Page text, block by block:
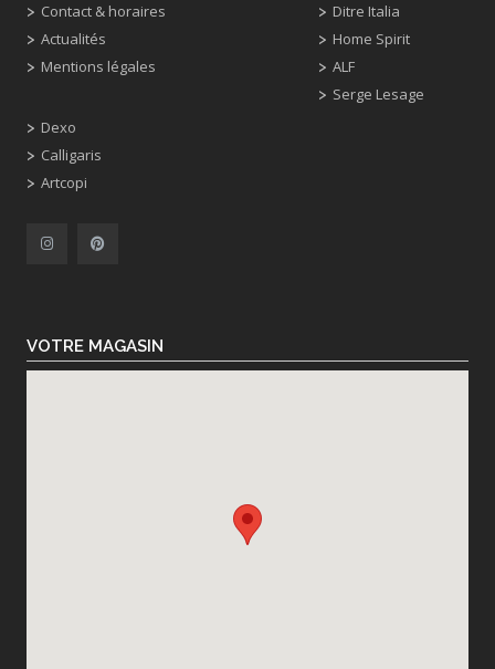
Contact & horaires
Actualités
Mentions légales
Dexo
Calligaris
Artcopi
Ditre Italia
Home Spirit
ALF
Serge Lesage
VOTRE MAGASIN